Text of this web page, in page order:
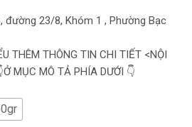
đường 23/8, Khóm 1 , Phường Bạc
THÊM THÔNG TIN CHI TIẾT <NỘI
MỤC MÔ TẢ PHÍA DƯỚI 👇